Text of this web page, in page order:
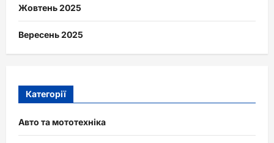
Жовтень 2025
Вересень 2025
Категорії
Авто та мототехніка